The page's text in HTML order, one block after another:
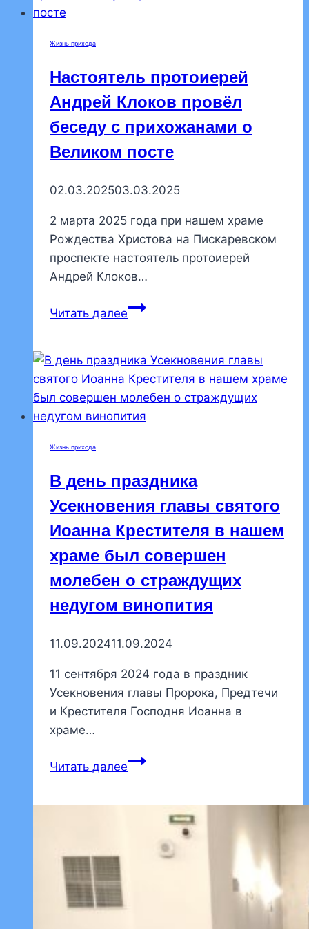
Жизнь прихода
Настоятель протоиерей
Андрей Клоков провёл
беседу с прихожанами о
Великом посте
02.03.202503.03.2025
2 марта 2025 года при нашем храме
Рождества Христова на Пискаревском
проспекте настоятель протоиерей
Андрей Клоков…
Читать далееНастоятель
Клоков
провёл
беседу
с
посте
Жизнь прихода
В день праздника
Усекновения главы святого
Иоанна Крестителя в нашем
храме был совершен
молебен о страждущих
недугом винопития
11.09.202411.09.2024
11 сентября 2024 года в праздник
Усекновения главы Пророка, Предтечи
и Крестителя Господня Иоанна в
храме…
Читать далееВ
Усекновения
святого